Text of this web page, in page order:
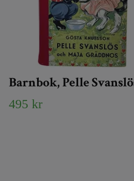
Barnbok, Pelle
495 kr